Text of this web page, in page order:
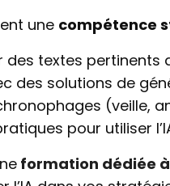
une compétence
textes pertinents
des solutions de
(veille,
pour utiliser
formation dédiée